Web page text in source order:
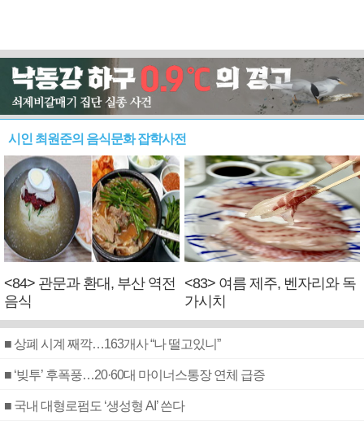
시인 최원준의 음식문화 잡학사전
<84> 관문과 환대, 부산 역전
음식
<83> 여름 제주, 벤자리와 독
가시치
■ 상폐 시계 째깍…163개사 “나 떨고있니”
■ ‘빚투’ 후폭풍…20·60대 마이너스통장 연체 급증
■ 국내 대형로펌도 ‘생성형 AI’ 쓴다